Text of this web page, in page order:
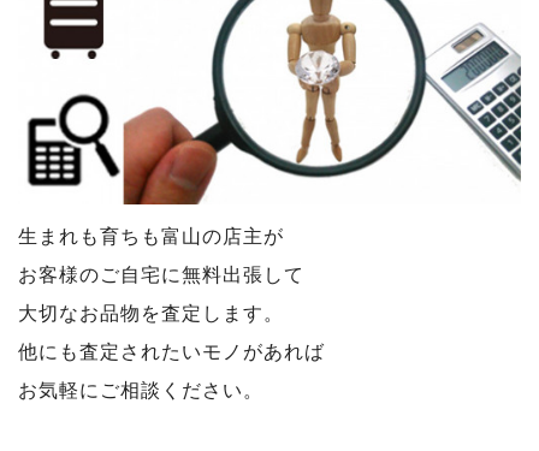
生まれも育ちも富山の店主が
お客様のご自宅に無料出張して
大切なお品物を査定します。
他にも査定されたいモノがあれば
お気軽にご相談ください。